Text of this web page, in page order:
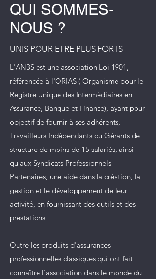
QUI SOMMES-
NOUS ?
UNIS POUR ETRE PLUS FORTS
L'AN3S est une association Loi 1901,
référencée à l'ORIAS ( Organisme pour le
Registre Unique des Intermédiaires en
Assurance, Banque et Finance), ayant pour
objectif de fournir à ses adhérents,
Travailleurs Indépendants ou Gérants de
structure de moins de 15 salariés, ainsi
qu'aux Syndicats Professionnels
Partenaires, une aide dans la création, la
gestion et le développement de leur
activité, en fournissant des outils et des
prestations
Outre les produits d'assurances
professionnelles classiques qui ont fait
connaître l'association dans le monde du